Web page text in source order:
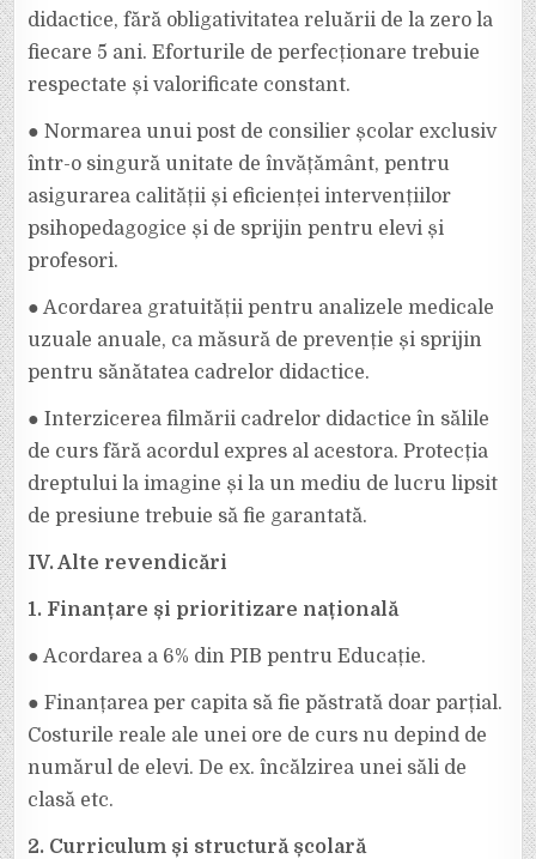
didactice, fără obligativitatea reluării de la zero la
fiecare 5 ani. Eforturile de perfecționare trebuie
respectate și valorificate constant.
● Normarea unui post de consilier școlar exclusiv
într-o singură unitate de învățământ, pentru
asigurarea calității și eficienței intervențiilor
psihopedagogice și de sprijin pentru elevi și
profesori.
● Acordarea gratuității pentru analizele medicale
uzuale anuale, ca măsură de prevenție și sprijin
pentru sănătatea cadrelor didactice.
● Interzicerea filmării cadrelor didactice în sălile
de curs fără acordul expres al acestora. Protecția
dreptului la imagine și la un mediu de lucru lipsit
de presiune trebuie să fie garantată.
IV. Alte revendicări
1. Finanțare și prioritizare națională
● Acordarea a 6% din PIB pentru Educație.
● Finanțarea per capita să fie păstrată doar parțial.
Costurile reale ale unei ore de curs nu depind de
numărul de elevi. De ex. încălzirea unei săli de
clasă etc.
2. Curriculum și structură școlară